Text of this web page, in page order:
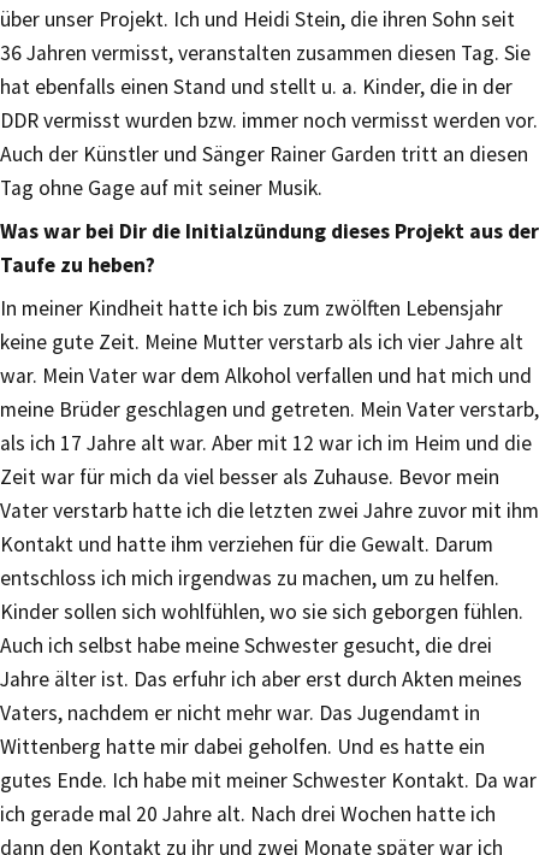
über unser Projekt. Ich und Heidi Stein, die ihren Sohn seit
36 Jahren vermisst, veranstalten zusammen diesen Tag. Sie
hat ebenfalls einen Stand und stellt u. a. Kinder, die in der
DDR vermisst wurden bzw. immer noch vermisst werden vor.
Auch der Künstler und Sänger Rainer Garden tritt an diesen
Tag ohne Gage auf mit seiner Musik.
Was war bei Dir die Initialzündung dieses Projekt aus der
Taufe zu heben?
In meiner Kindheit hatte ich bis zum zwölften Lebensjahr
keine gute Zeit. Meine Mutter verstarb als ich vier Jahre alt
war. Mein Vater war dem Alkohol verfallen und hat mich und
meine Brüder geschlagen und getreten. Mein Vater verstarb,
als ich 17 Jahre alt war. Aber mit 12 war ich im Heim und die
Zeit war für mich da viel besser als Zuhause. Bevor mein
Vater verstarb hatte ich die letzten zwei Jahre zuvor mit ihm
Kontakt und hatte ihm verziehen für die Gewalt. Darum
entschloss ich mich irgendwas zu machen, um zu helfen.
Kinder sollen sich wohlfühlen, wo sie sich geborgen fühlen.
Auch ich selbst habe meine Schwester gesucht, die drei
Jahre älter ist. Das erfuhr ich aber erst durch Akten meines
Vaters, nachdem er nicht mehr war. Das Jugendamt in
Wittenberg hatte mir dabei geholfen. Und es hatte ein
gutes Ende. Ich habe mit meiner Schwester Kontakt. Da war
ich gerade mal 20 Jahre alt. Nach drei Wochen hatte ich
dann den Kontakt zu ihr und zwei Monate später war ich